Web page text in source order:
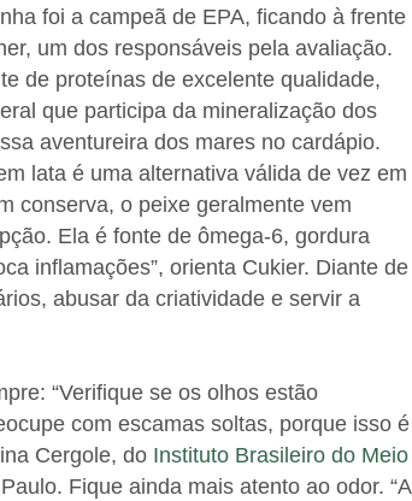
foi a campeã de EPA, ficando à frente
um dos responsáveis pela avaliação.
de proteínas de excelente qualidade,
que participa da mineralização dos
aventureira dos mares no cardápio.
lata é uma alternativa válida de vez em
conserva, o peixe geralmente vem
Ela é fonte de ômega-6, gordura
inflamações”, orienta Cukier. Diante de
abusar da criatividade e servir a
“Verifique se os olhos estão
com escamas soltas, porque isso é
Cergole, do Instituto Brasileiro do Meio
Fique ainda mais atento ao odor. “A